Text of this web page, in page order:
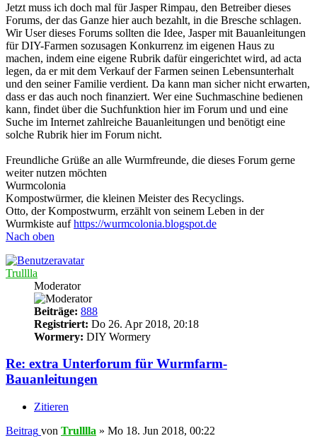
Jetzt muss ich doch mal für Jasper Rimpau, den Betreiber dieses
Forums, der das Ganze hier auch bezahlt, in die Bresche schlagen.
Wir User dieses Forums sollten die Idee, Jasper mit Bauanleitungen
für DIY-Farmen sozusagen Konkurrenz im eigenen Haus zu
machen, indem eine eigene Rubrik dafür eingerichtet wird, ad acta
legen, da er mit dem Verkauf der Farmen seinen Lebensunterhalt
und den seiner Familie verdient. Da kann man sicher nicht erwarten,
dass er das auch noch finanziert. Wer eine Suchmaschine bedienen
kann, findet über die Suchfunktion hier im Forum und und eine
Suche im Internet zahlreiche Bauanleitungen und benötigt eine
solche Rubrik hier im Forum nicht.
Freundliche Grüße an alle Wurmfreunde, die dieses Forum gerne
weiter nutzen möchten
Wurmcolonia
Kompostwürmer, die kleinen Meister des Recyclings.
Otto, der Kompostwurm, erzählt von seinem Leben in der
Wurmkiste aufhttps://wurmcolonia.blogspot.de
Nach oben
Trulllla
Moderator
Beiträge: 888
Registriert: Do 26. Apr 2018, 20:18
Wormery: DIY Wormery
Re: extra Unterforum für Wurmfarm-
Bauanleitungen
Zitieren
Beitrag von Trulllla » Mo 18. Jun 2018, 00:22